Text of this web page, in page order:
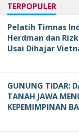
TERPOPULER
Pelatih Timnas
Herdman dan
Usai Dihajar
GUNUNG TIDAR:
TANAH JAWA
KEPEMIMPINAN